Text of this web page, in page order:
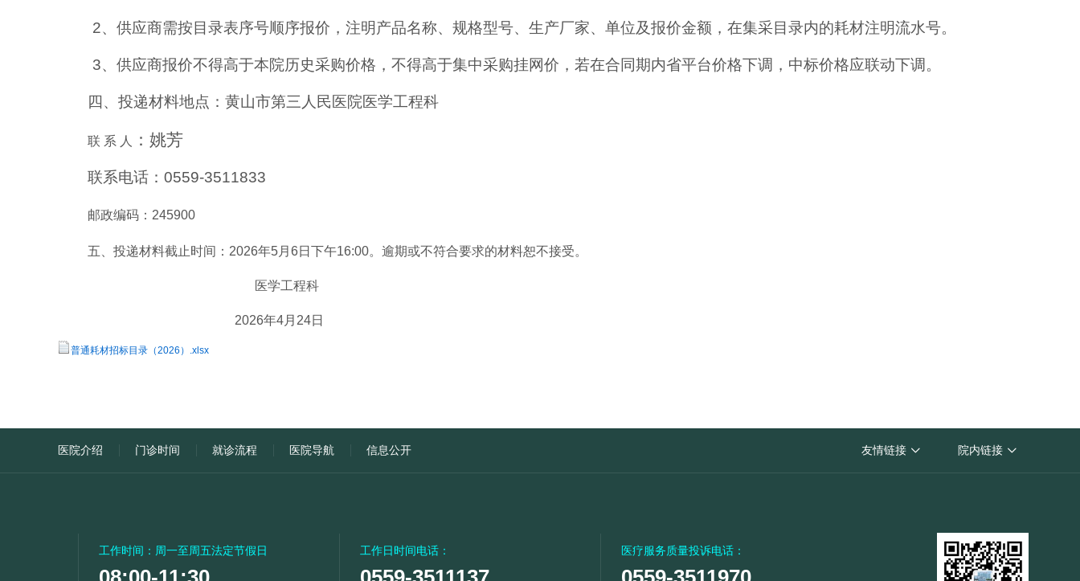
2、供应商需按目录表序号顺序报价，注明产品名称、规格型号、生产厂家、单位及报价金额，在集采目录内的耗材注明流水号。
3、 供应商报价不得高于本院历史采购价格 ，不得高于集中采购挂网价，若在合同期内省平台价格下调，中标价格应联动下调。
四 、投递材料地点：黄山市第三人民医院医学工程科
联 系 人 ： 姚芳
联系电话 ： 0559-3511833
邮政编码： 245900
五、投递材料截止时间： 2026年5月 6日下午16:00。 逾期或不符合要求的材料恕不接受。
医学工程科
2026年4月24日
普通耗材招标目录（2026）.xlsx
医院介绍 门诊时间 就诊流程 医院导航 信息公开 友情链接 
黄山市人民医院
院内链接 
工作时间：周一至周五法定节假日 工作日时间电话： 医疗服务质量投诉电话：